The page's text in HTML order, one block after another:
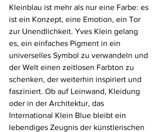
Kleinblau ist mehr als nur eine Farbe: es
ist ein Konzept, eine Emotion, ein Tor
zur Unendlichkeit. Yves Klein gelang
es, ein einfaches Pigment in ein
universelles Symbol zu verwandeln und
der Welt einen zeitlosen Farbton zu
schenken, der weiterhin inspiriert und
fasziniert. Ob auf Leinwand, Kleidung
oder in der Architektur, das
International Klein Blue bleibt ein
lebendiges Zeugnis der künstlerischen